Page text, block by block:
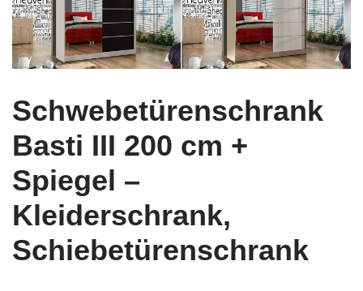
Schwebetürenschrank
Basti III 200 cm +
Spiegel –
Kleiderschrank,
Schiebetürenschrank